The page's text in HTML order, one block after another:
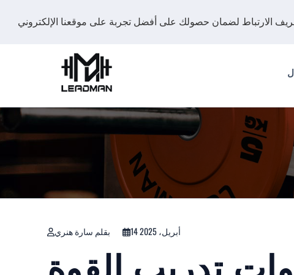
بقلم سارة هنري 14 أبريل، 2025
تدريب القوة